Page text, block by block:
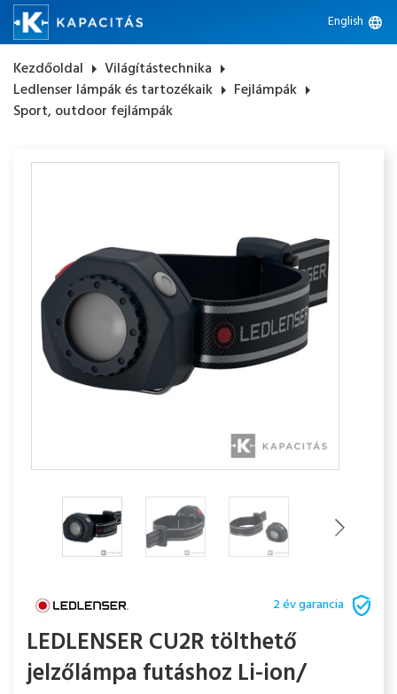
English language
Kezdőoldal arrow_right Világítástechnika arrow_right
Ledlenser lámpák és tartozékaik arrow_right Fejlámpák arrow_right
Sport, outdoor fejlámpák
2 év garancia
LEDLENSER CU2R tölthető
jelzőlámpa futáshoz Li-ion/